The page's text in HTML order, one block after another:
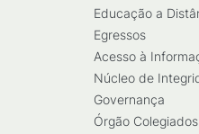
Educação a
Egressos
Acesso à
Núcleo de
Governança
Órgão Colegiados